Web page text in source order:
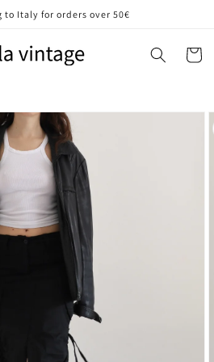
to Italy for orders over 50€
Carrello